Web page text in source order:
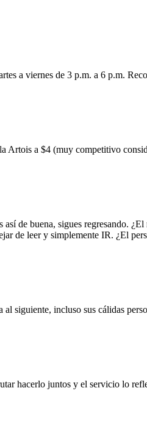
a viernes de 3 p.m. a 6 p.m.
Artois a $4 (muy competitivo
de buena, sigues regresando.
de leer y simplemente IR. ¿El
siguiente, incluso sus cálidas
hacerlo juntos y el servicio lo